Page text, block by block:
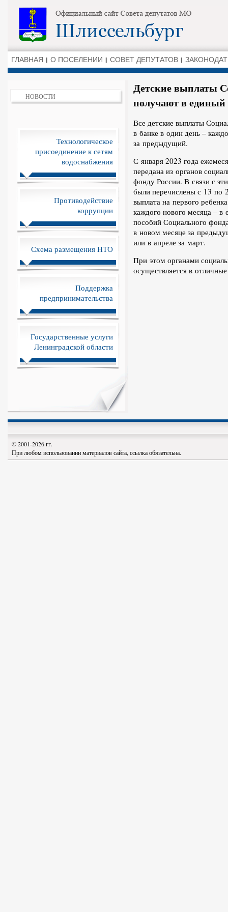
ГЛАВНАЯ О ПОСЕЛЕНИИ СОВЕТ ДЕПУТАТОВ
НОВОСТИ
Технологическое
присоединение к сетям
водоснабжения
Противодействие
коррупции
Схема размещения НТО
Поддержка
предпринимательства
Государственные услуги
Ленинградской области
Детские выплаты
получают в единый
Все детские выплаты
в банке в один день –
за предыдущий.
С января 2023 года
передана из органов
фонду России. В связи с
были перечислены с 13 по
выплата на первого
каждого нового месяца – в
пособий Социального
в новом месяце за
или в апреле за март.
При этом органами
осуществляется в
© 2001-2026 гг.
При любом использовании материалов сайта, ссылка обязательна.